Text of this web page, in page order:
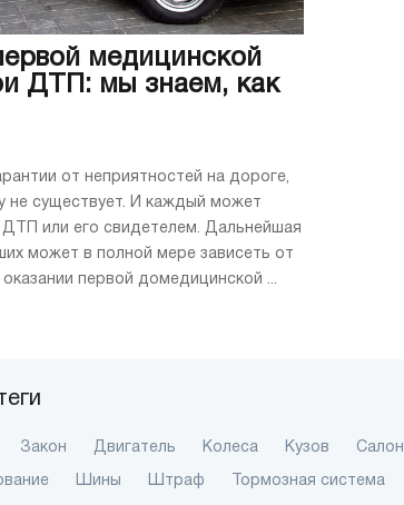
медицинской
ДТП: мы знаем, как
от неприятностей на дороге,
не существует. И каждый может
ДТП или его свидетелем. Дальнейшая
может в полной мере зависеть от
первой домедицинской ...
Закон Двигатель Колеса Кузов Салон
Шины Штраф Тормозная система